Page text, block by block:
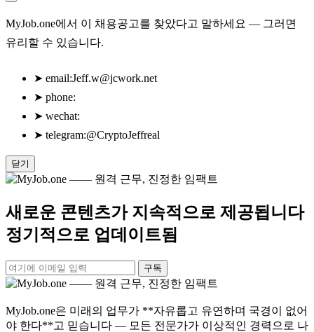
MyJob.one에서 이 채용공고를 찾았다고 말하세요 — 그러면
유리할 수 있습니다.
➤ email:Jeff.w@jcwork.net
➤ phone:
➤ wechat:
➤ telegram:@CryptoJeffreal
닫기
새로운 콘텐츠가 지속적으로 제공됩니다
정기적으로 업데이트됨
구독
MyJob.one은 미래의 업무가 **자유롭고 유연하며 국경이 없어
야 한다**고 믿습니다 — 모든 전문가가 이상적인 경력으로 나